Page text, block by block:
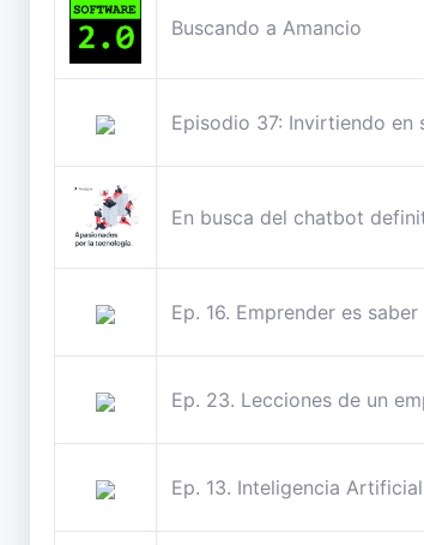
Buscando a Amancio
Episodio 37: Invirtiendo en
En busca del chatbot
Ep. 16. Emprender es
Ep. 23. Lecciones de un
Ep. 13. Inteligencia